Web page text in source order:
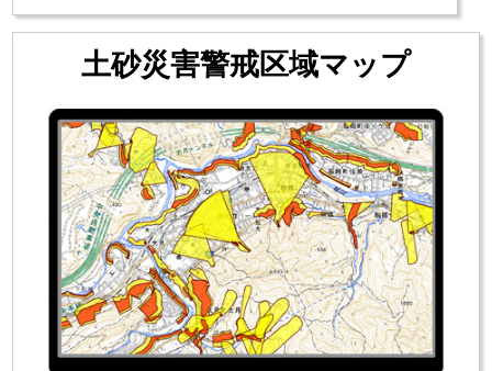
土砂災害警戒区域マップ